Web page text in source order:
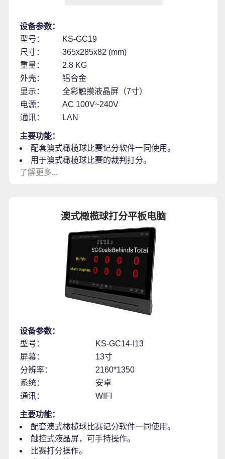
设备参数：
型号：
KS-GC19
尺寸：
365x285x82 (mm)
重量：
2.8 KG
外壳：
铝合金
显示：
全彩触摸液晶屏（7寸）
电源：
AC 100V~240V
通讯：
LAN
主要功能：
配套澳式橄榄球比赛记分软件一同使用。
用于澳式橄榄球比赛的裁判打分。
了解更多...
澳式橄榄球打分平板电脑
设备参数：
型号：
KS-GC14-I13
屏幕：
13寸
分辨率：
2160*1350
系统：
安卓
通讯：
WIFI
主要功能：
配套澳式橄榄球比赛记分软件一同使用。
触控式液晶屏，可手持操作。
比赛打分操作。